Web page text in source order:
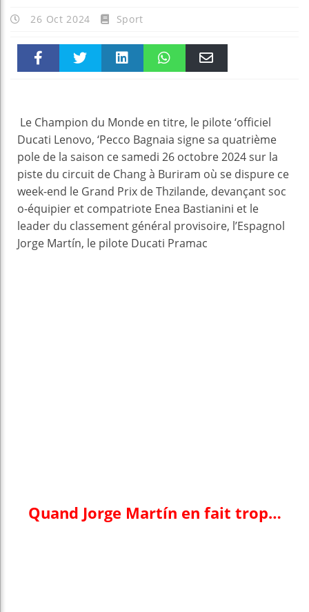
26 Oct 2024 Sport
k pt
Le Champion du Monde en titre, le pilote ‘officiel
Ducati Lenovo, ‘Pecco Bagnaia signe sa quatrième
pole de la saison ce samedi 26 octobre 2024 sur la
piste du circuit de Chang à Buriram où se dispure ce
week-end le Grand Prix de Thzilande, devançant soc
o-équipier et compatriote Enea Bastianini et le
leader du classement général provisoire, l’Espagnol
Jorge Martín, le pilote Ducati Pramac
Quand Jorge Martín en fait trop…